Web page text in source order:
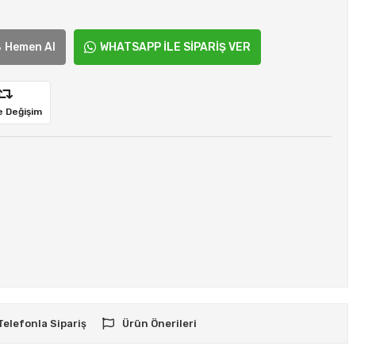
Hemen Al WHATSAPP İLE SİPARİŞ VER
Değişim
Sipariş Ürün Önerileri